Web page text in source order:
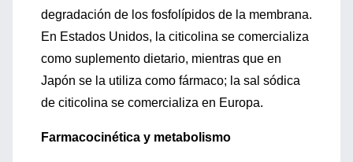
degradación de los fosfolípidos de la membrana.
En Estados Unidos, la citicolina se comercializa
como suplemento dietario, mientras que en
Japón se la utiliza como fármaco; la sal sódica
de citicolina se comercializa en Europa.
Farmacocinética y metabolismo